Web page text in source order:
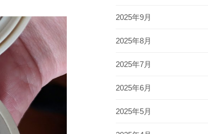
2025年9月
2025年8月
2025年7月
2025年6月
2025年5月